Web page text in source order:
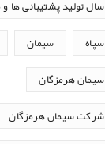
سال تولید پشتیبانی ها و
سپاه سیمان
سیمان هرمزگان
شرکت سیمان هرمزگان